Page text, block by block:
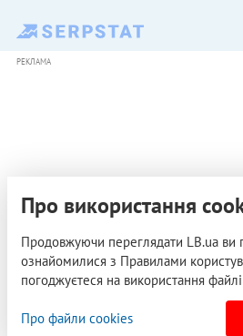
РЕКЛАМА
Про використання
Продовжуючи переглядати LB.ua ви
ознайомилися з Правилами
погоджуєтеся на використання
Про файли cookies